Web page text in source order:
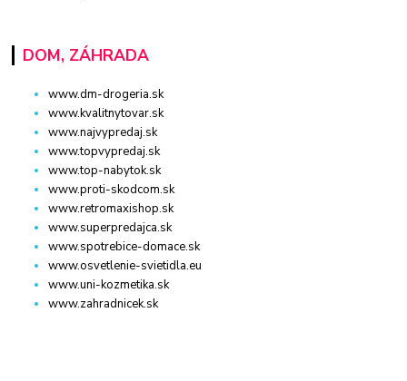
DOM, ZÁHRADA
www.dm-drogeria.sk
www.kvalitnytovar.sk
www.najvypredaj.sk
www.topvypredaj.sk
www.top-nabytok.sk
www.proti-skodcom.sk
www.retromaxishop.sk
www.superpredajca.sk
www.spotrebice-domace.sk
www.osvetlenie-svietidla.eu
www.uni-kozmetika.sk
www.zahradnicek.sk